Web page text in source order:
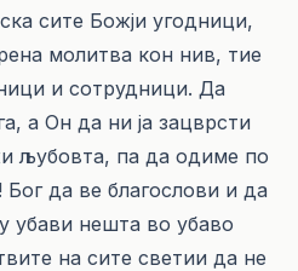
сите Божји угодници,
молитва кон нив, тие
и сотрудници. Да
а Он да ни ја зацврсти
љубовта, па да одиме по
да ве благослови и да
убави нешта во убаво
на сите светии да не